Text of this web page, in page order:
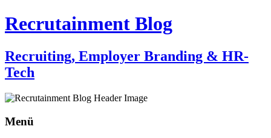
Recrutainment Blog
Recruiting, Employer Branding & HR-
Tech
Menü